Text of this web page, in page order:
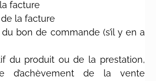
facture
la facture
bon de commande (s’il y en a
du produit ou de la prestation,
d’achèvement de la vente